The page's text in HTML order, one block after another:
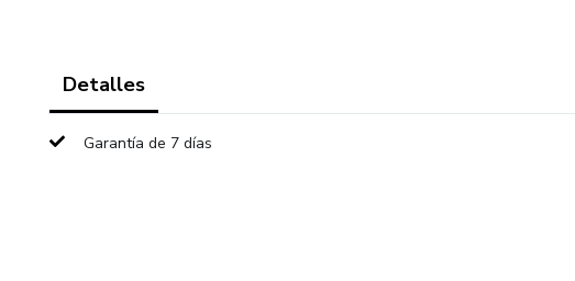
Detalles
Garantía de 7 días